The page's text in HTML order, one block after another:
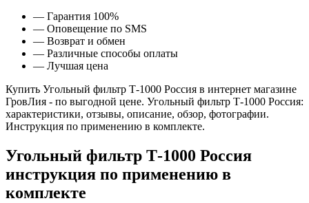
— Гарантия 100%
— Оповещение по SMS
— Возврат и обмен
— Различные способы оплаты
— Лучшая цена
Купить Угольный фильтр Т-1000 Россия в интернет магазине
ГровЛия - по выгодной цене. Угольный фильтр Т-1000 Россия:
характеристики, отзывы, описание, обзор, фотографии.
Инструкция по применению в комплекте.
Угольный фильтр Т-1000 Россия
инструкция по применению в
комплекте